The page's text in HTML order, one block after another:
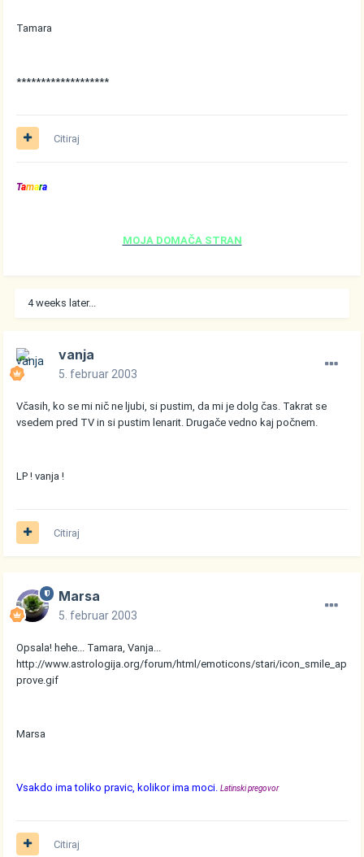
Tamara
*******************
Citiraj
Tamara
MOJA DOMAČA STRAN
4 weeks later...
vanja
5. februar 2003
Včasih, ko se mi nič ne ljubi, si pustim, da mi je dolg čas. Takrat se
vsedem pred TV in si pustim lenarit. Drugače vedno kaj počnem.
LP ! vanja !
Citiraj
Marsa
5. februar 2003
Opsala! hehe... Tamara, Vanja...
http://www.astrologija.org/forum/html/emoticons/stari/icon_smile_ap
prove.gif
Marsa
Vsakdo ima toliko pravic, kolikor ima moci. Latinski pregovor
Citiraj